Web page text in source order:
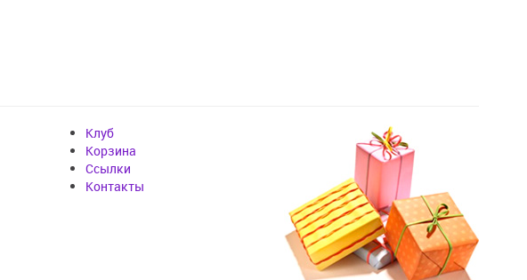
Клуб
Корзина
Cсылки
Контакты